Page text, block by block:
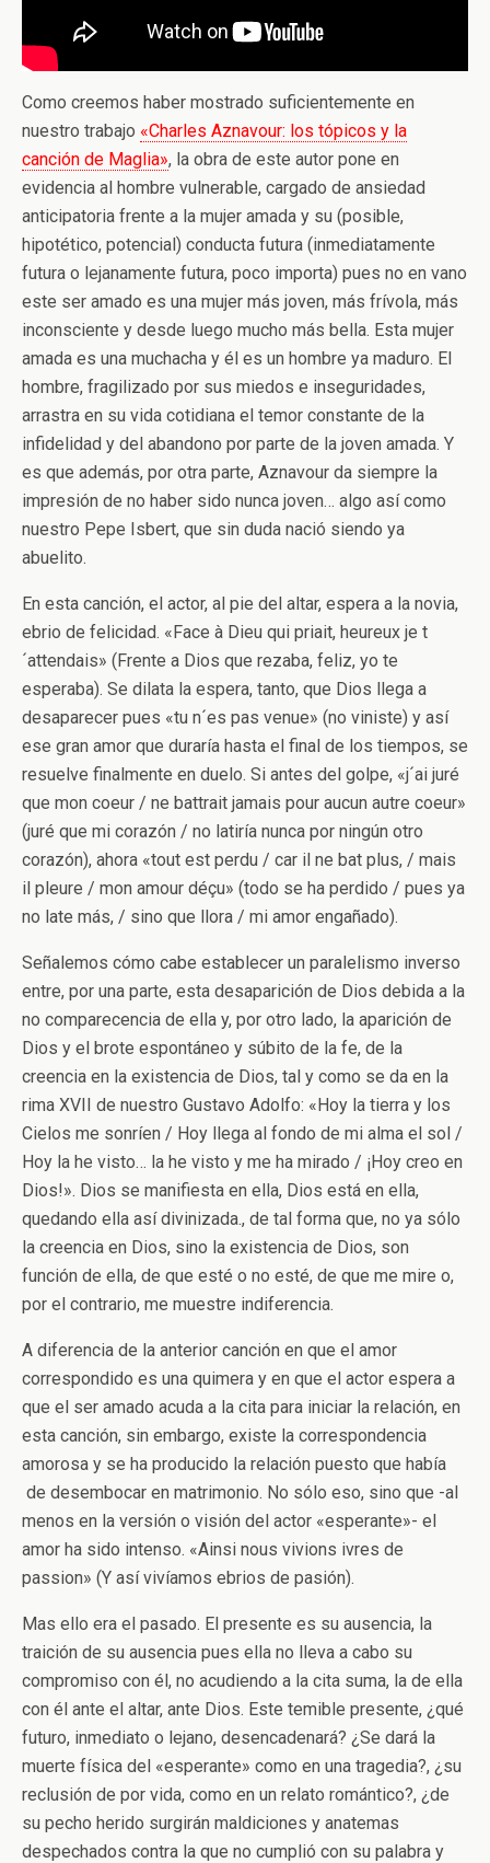
Como creemos haber mostrado suficientemente en
nuestro trabajo «Charles Aznavour: los tópicos y la
canción de Maglia», la obra de este autor pone en
evidencia al hombre vulnerable, cargado de ansiedad
anticipatoria frente a la mujer amada y su (posible,
hipotético, potencial) conducta futura (inmediatamente
futura o lejanamente futura, poco importa) pues no en vano
este ser amado es una mujer más joven, más frívola, más
inconsciente y desde luego mucho más bella. Esta mujer
amada es una muchacha y él es un hombre ya maduro. El
hombre, fragilizado por sus miedos e inseguridades,
arrastra en su vida cotidiana el temor constante de la
infidelidad y del abandono por parte de la joven amada. Y
es que además, por otra parte, Aznavour da siempre la
impresión de no haber sido nunca joven… algo así como
nuestro Pepe Isbert, que sin duda nació siendo ya
abuelito.
En esta canción, el actor, al pie del altar, espera a la novia,
ebrio de felicidad. «Face à Dieu qui priait, heureux je t
´attendais» (Frente a Dios que rezaba, feliz, yo te
esperaba). Se dilata la espera, tanto, que Dios llega a
desaparecer pues «tu n´es pas venue» (no viniste) y así
ese gran amor que duraría hasta el final de los tiempos, se
resuelve finalmente en duelo. Si antes del golpe, «j´ai juré
que mon coeur / ne battrait jamais pour aucun autre coeur»
(juré que mi corazón / no latiría nunca por ningún otro
corazón), ahora «tout est perdu / car il ne bat plus, / mais
il pleure / mon amour déçu» (todo se ha perdido / pues ya
no late más, / sino que llora / mi amor engañado).
Señalemos cómo cabe establecer un paralelismo inverso
entre, por una parte, esta desaparición de Dios debida a la
no comparecencia de ella y, por otro lado, la aparición de
Dios y el brote espontáneo y súbito de la fe, de la
creencia en la existencia de Dios, tal y como se da en la
rima XVII de nuestro Gustavo Adolfo: «Hoy la tierra y los
Cielos me sonríen / Hoy llega al fondo de mi alma el sol /
Hoy la he visto… la he visto y me ha mirado / ¡Hoy creo en
Dios!». Dios se manifiesta en ella, Dios está en ella,
quedando ella así divinizada., de tal forma que, no ya sólo
la creencia en Dios, sino la existencia de Dios, son
función de ella, de que esté o no esté, de que me mire o,
por el contrario, me muestre indiferencia.
A diferencia de la anterior canción en que el amor
correspondido es una quimera y en que el actor espera a
que el ser amado acuda a la cita para iniciar la relación, en
esta canción, sin embargo, existe la correspondencia
amorosa y se ha producido la relación puesto que había
de desembocar en matrimonio. No sólo eso, sino que -al
menos en la versión o visión del actor «esperante»- el
amor ha sido intenso. «Ainsi nous vivions ivres de
passion» (Y así vivíamos ebrios de pasión).
Mas ello era el pasado. El presente es su ausencia, la
traición de su ausencia pues ella no lleva a cabo su
compromiso con él, no acudiendo a la cita suma, la de ella
con él ante el altar, ante Dios. Este temible presente, ¿qué
futuro, inmediato o lejano, desencadenará? ¿Se dará la
muerte física del «esperante» como en una tragedia?, ¿su
reclusión de por vida, como en un relato romántico?, ¿de
su pecho herido surgirán maldiciones y anatemas
despechados contra la que no cumplió con su palabra y